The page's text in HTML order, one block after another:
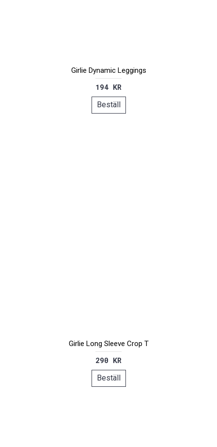
Girlie Dynamic Leggings
194 KR
Beställ
Girlie Long Sleeve Crop T
290 KR
Beställ